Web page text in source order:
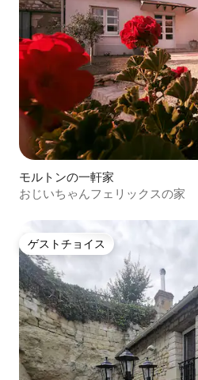
モルトンの一軒家
おじいちゃんフェリックスの家
ゲストチョイス
ゲストチョイス